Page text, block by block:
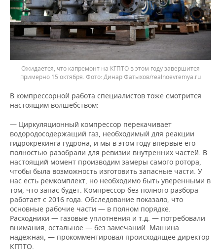
Ожидается, что капремонт на КГПТО в этом году завершится
примерно 15 октября.
Динар Фатыхов/realnoevremya.ru
В компрессорной работа специалистов тоже смотрится
настоящим волшебством:
— Циркуляционный компрессор перекачивает
водородосодержащий газ, необходимый для реакции
гидрокрекинга гудрона, и мы в этом году впервые его
полностью разобрали для ревизии внутренних частей. В
настоящий момент производим замеры самого ротора,
чтобы была возможность изготовить запасные части. У
нас есть ремкомплект, но необходимо быть уверенными в
том, что запас будет. Компрессор без полного разбора
работает с 2016 года. Обследование показало, что
основные рабочие части — в полном порядке.
Расходники — газовые уплотнения и т.д. — потребовали
внимания, остальное — без замечаний. Машина
надежная, — прокомментировал происходящее директор
КГПТО.